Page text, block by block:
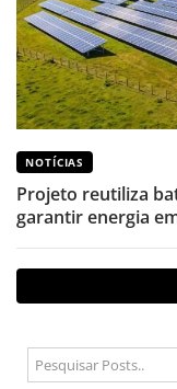
NOTÍCIAS
Projeto reutiliza
garantir energia